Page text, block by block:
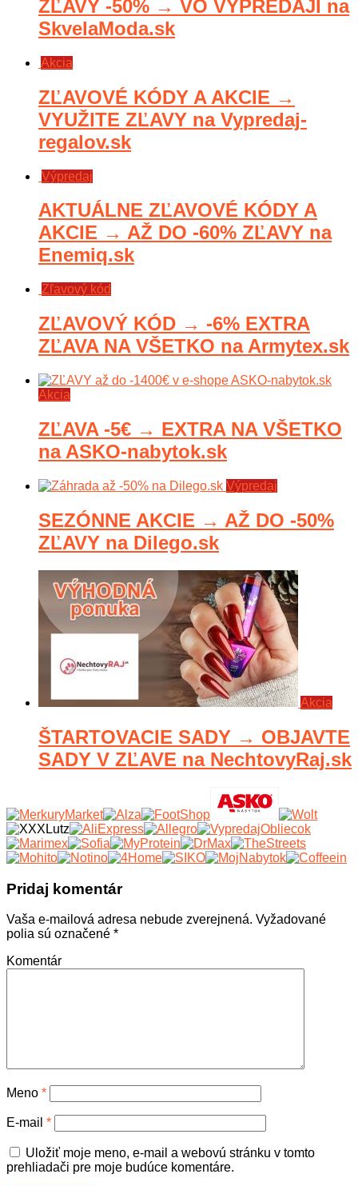
ZĽAVY -50% → VO VÝPREDAJI na
SkvelaModa.sk
Akcia
ZĽAVOVÉ KÓDY A AKCIE →
VYUŽITE ZĽAVY na Vypredaj-
regalov.sk
Výpredaj
AKTUÁLNE ZĽAVOVÉ KÓDY A
AKCIE → AŽ DO -60% ZĽAVY na
Enemiq.sk
Zľavový kód
ZĽAVOVÝ KÓD → -6% EXTRA
ZĽAVA NA VŠETKO na Armytex.sk
Akcia
ZĽAVA -5€ → EXTRA NA VŠETKO
na ASKO-nabytok.sk
Výpredaj
SEZÓNNE AKCIE → AŽ DO -50%
ZĽAVY na Dilego.sk
Akcia
ŠTARTOVACIE SADY → OBJAVTE
SADY V ZĽAVE na NechtovyRaj.sk
Pridaj komentár
Vaša e-mailová adresa nebude zverejnená. Vyžadované
polia sú označené *
Komentár
Meno *
E-mail *
Uložiť moje meno, e-mail a webovú stránku v tomto
prehliadači pre moje budúce komentáre.